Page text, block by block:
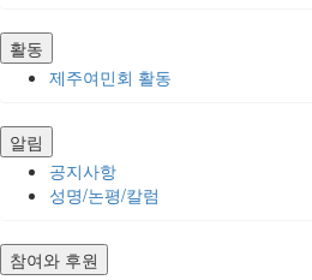
활동
제주여민회 활동
알림
공지사항
성명/논평/칼럼
참여와 후원